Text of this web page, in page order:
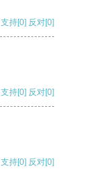
支持[0] 反对[0]
支持[0] 反对[0]
支持[0] 反对[0]